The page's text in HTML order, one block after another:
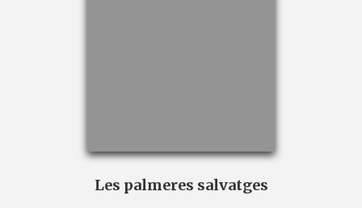
Les palmeres salvatges